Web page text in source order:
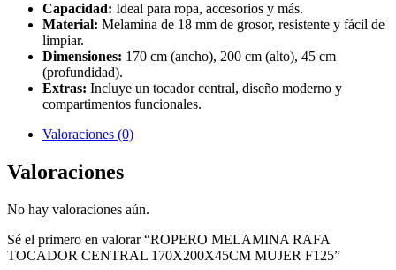
Capacidad: Ideal para ropa, accesorios y más.
Material: Melamina de 18 mm de grosor, resistente y fácil de
limpiar.
Dimensiones: 170 cm (ancho), 200 cm (alto), 45 cm
(profundidad).
Extras: Incluye un tocador central, diseño moderno y
compartimentos funcionales.
Valoraciones (0)
Valoraciones
No hay valoraciones aún.
Sé el primero en valorar “ROPERO MELAMINA RAFA
TOCADOR CENTRAL 170X200X45CM MUJER F125”